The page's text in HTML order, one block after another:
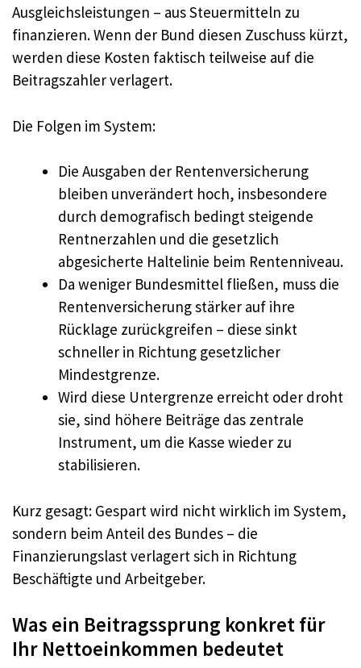
Ausgleichsleistungen – aus Steuermitteln zu
finanzieren. Wenn der Bund diesen Zuschuss kürzt,
werden diese Kosten faktisch teilweise auf die
Beitragszahler verlagert.
Die Folgen im System:
Die Ausgaben der Rentenversicherung
bleiben unverändert hoch, insbesondere
durch demografisch bedingt steigende
Rentnerzahlen und die gesetzlich
abgesicherte Haltelinie beim Rentenniveau.
Da weniger Bundesmittel fließen, muss die
Rentenversicherung stärker auf ihre
Rücklage zurückgreifen – diese sinkt
schneller in Richtung gesetzlicher
Mindestgrenze.
Wird diese Untergrenze erreicht oder droht
sie, sind höhere Beiträge das zentrale
Instrument, um die Kasse wieder zu
stabilisieren.
Kurz gesagt: Gespart wird nicht wirklich im System,
sondern beim Anteil des Bundes – die
Finanzierungslast verlagert sich in Richtung
Beschäftigte und Arbeitgeber.
Was ein Beitragssprung konkret für
Ihr Nettoeinkommen bedeutet